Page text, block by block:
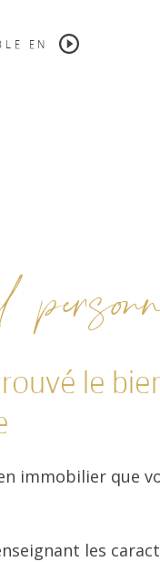
EN
le
immobilier que
les